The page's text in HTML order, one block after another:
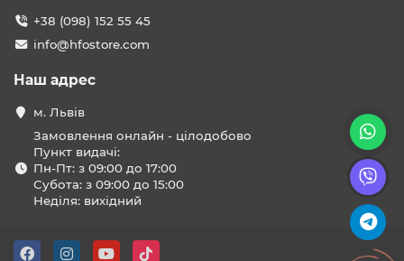
+38 (098) 152 55 45
info@hfostore.com
Наш адрес
м. Львів
Замовлення онлайн - цілодобово
Пункт видачі:
Пн-Пт: з 09:00 до 17:00
Субота: з 09:00 до 15:00
Неділя: вихідний